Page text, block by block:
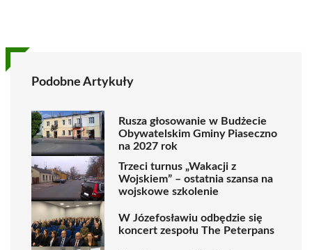
Podobne Artykuły
Rusza głosowanie w Budżecie
Obywatelskim Gminy Piaseczno
na 2027 rok
Trzeci turnus „Wakacji z
Wojskiem” – ostatnia szansa na
wojskowe szkolenie
W Józefosławiu odbędzie się
koncert zespołu The Peterpans